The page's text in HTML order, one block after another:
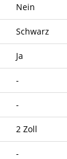
Nein
Schwarz
Ja
-
-
2 Zoll
-